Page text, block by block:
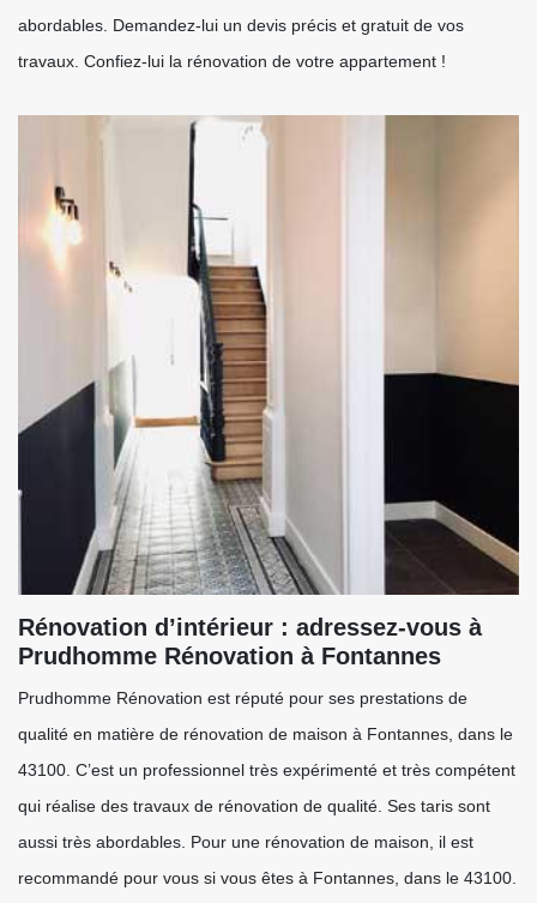
abordables. Demandez-lui un devis précis et gratuit de vos
travaux. Confiez-lui la rénovation de votre appartement !
Rénovation d’intérieur : adressez-vous à
Prudhomme Rénovation à Fontannes
Prudhomme Rénovation est réputé pour ses prestations de
qualité en matière de rénovation de maison à Fontannes, dans le
43100. C’est un professionnel très expérimenté et très compétent
qui réalise des travaux de rénovation de qualité. Ses taris sont
aussi très abordables. Pour une rénovation de maison, il est
recommandé pour vous si vous êtes à Fontannes, dans le 43100.